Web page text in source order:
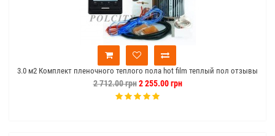
3.0 м2 Комплект пленочного теплого пола hot film теплый пол отзывы
2 712.00 грн2 255.00 грн